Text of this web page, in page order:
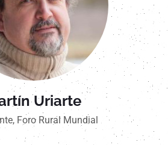
Uriarte
Foro Rural Mundial